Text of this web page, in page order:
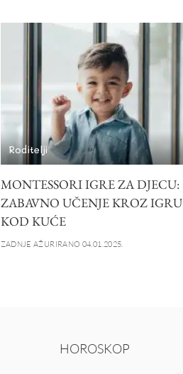
Roditelji
MONTESSORI IGRE ZA DJECU:
ZABAVNO UČENJE KROZ IGRU
KOD KUĆE
ZADNJE AŽURIRANO 04.01.2025.
HOROSKOP